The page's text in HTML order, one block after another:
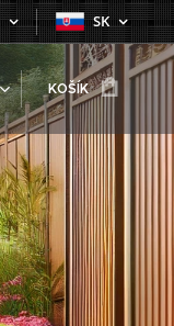
SK
KOŠÍK